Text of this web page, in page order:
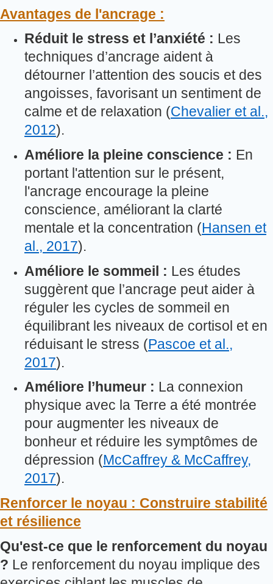
Avantages de l'ancrage :
Réduit le stress et l’anxiété : Les
techniques d’ancrage aident à
détourner l’attention des soucis et des
angoisses, favorisant un sentiment de
calme et de relaxation (Chevalier et al.,
2012).
Améliore la pleine conscience : En
portant l'attention sur le présent,
l'ancrage encourage la pleine
conscience, améliorant la clarté
mentale et la concentration (Hansen et
al., 2017).
Améliore le sommeil : Les études
suggèrent que l’ancrage peut aider à
réguler les cycles de sommeil en
équilibrant les niveaux de cortisol et en
réduisant le stress (Pascoe et al.,
2017).
Améliore l’humeur : La connexion
physique avec la Terre a été montrée
pour augmenter les niveaux de
bonheur et réduire les symptômes de
dépression (McCaffrey & McCaffrey,
2017).
Renforcer le noyau : Construire stabilité
et résilience
Qu'est-ce que le renforcement du noyau
? Le renforcement du noyau implique des